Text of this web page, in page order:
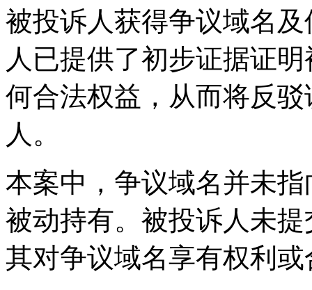
被投诉人获得争议域名
人已提供了初步证据证
何合法权益，从而将反
人。
本案中，争议域名并未
被动持有。被投诉人未
其对争议域名享有权利